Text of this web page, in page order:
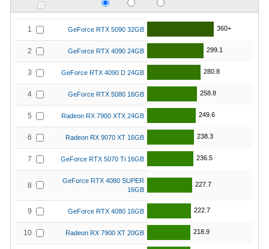
1 GeForce RTX 5090 32GB 360+
2 GeForce RTX 4090 24GB 299.1
3 GeForce RTX 4090 D 24GB 280.8
4 GeForce RTX 5080 16GB 258.8
5 Radeon RX 7900 XTX 24GB 249.6
6 Radeon RX 9070 XT 16GB 238.3
7 GeForce RTX 5070 Ti 16GB 236.5
8
GeForce RTX 4080 SUPER
16GB
227.7
9 GeForce RTX 4080 16GB 222.7
10 Radeon RX 7900 XT 20GB 218.9